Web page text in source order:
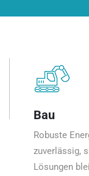
Bau
Robuste
zuverlässig,
Lösungen